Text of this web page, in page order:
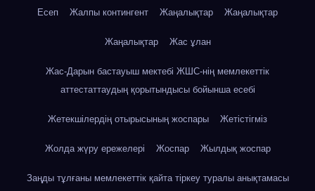
Есеп Жалпы контингент Жаңалықтар Жаңалықтар
Жаңалықтар Жас ұлан
Жас-Дарын бастауыш мектебі ЖШС-нің мемлекеттік
аттестаттаудың қорытындысы бойынша есебі
Жетекшілердің отырысының жоспары Жетістігміз
Жолда жүру ережелері Жоспар Жылдық жоспар
Заңды тұлғаны мемлекеттік қайта тіркеу туралы анықтамасы